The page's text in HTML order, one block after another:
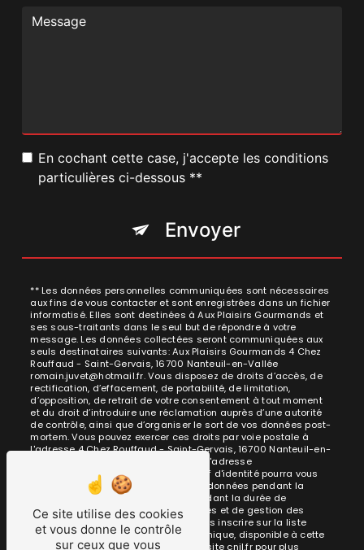
En cochant cette case, j'accepte les conditions
particulières ci-dessous **
Envoyer
** Les données personnelles communiquées sont nécessaires
aux fins de vous contacter et sont enregistrées dans un fichier
informatisé. Elles sont destinées à Aux Plaisirs Gourmands et
ses sous-traitants dans le seul but de répondre à votre
message. Les données collectées seront communiquées aux
seuls destinataires suivants: Aux Plaisirs Gourmands 4 Chez
Rouffaud - Saint-Gervais, 16700 Nanteuil-en-Vallée
romain.juvet@hotmail.fr. Vous disposez de droits d’accès, de
rectification, d’effacement, de portabilité, de limitation,
d’opposition, de retrait de votre consentement à tout moment
et du droit d’introduire une réclamation auprès d’une autorité
de contrôle, ainsi que d’organiser le sort de vos données post-
mortem. Vous pouvez exercer ces droits par voie postale à
l'adresse 4 Chez Rouffaud - Saint-Gervais, 16700 Nanteuil-en-
Vallée ou par courrier électronique à l'adresse
romain.juvet@hotmail.fr. Un justificatif d'identité pourra vous
être demandé. Nous conservons vos données pendant la
période de prise de contact puis pendant la durée de
prescription légale aux fins probatoires et de gestion des
contentieux. Vous avez le droit de vous inscrire sur la liste
d'opposition au démarchage téléphonique, disponible à cette
adresse: Bloctel.gouv.fr. Consultez le site cnil.fr pour plus
Ce site utilise des cookies
et vous donne le contrôle
sur ceux que vous